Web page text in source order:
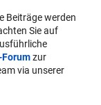
Beiträge werden
Sie auf
zur
via unserer